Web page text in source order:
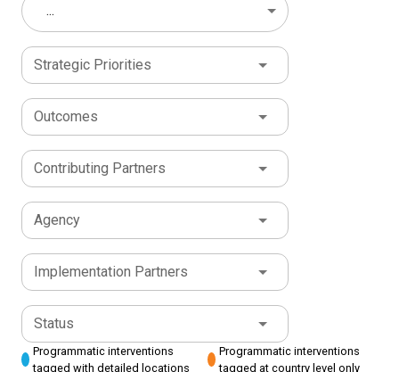
...
Strategic Priorities
Outcomes
Contributing Partners
Agency
Implementation Partners
Status
Programmatic interventions
tagged with detailed locations
Programmatic interventions
tagged at country level only